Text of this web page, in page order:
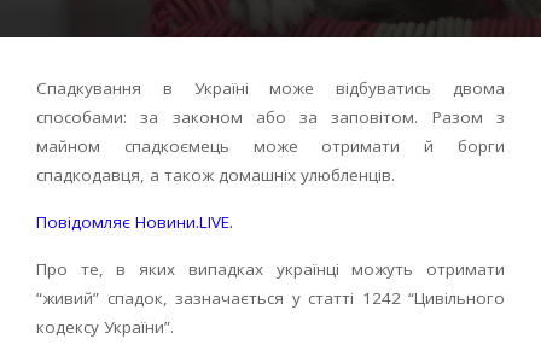
Спадкування в Україні може відбуватись двома
способами: за законом або за заповітом. Разом з
майном спадкоємець може отримати й борги
спадкодавця, а також домашніх улюбленців.
Повідомляє Новини.LIVE.
Про те, в яких випадках українці можуть отримати
“живий” спадок, зазначається у статті 1242 “Цивільного
кодексу України”.